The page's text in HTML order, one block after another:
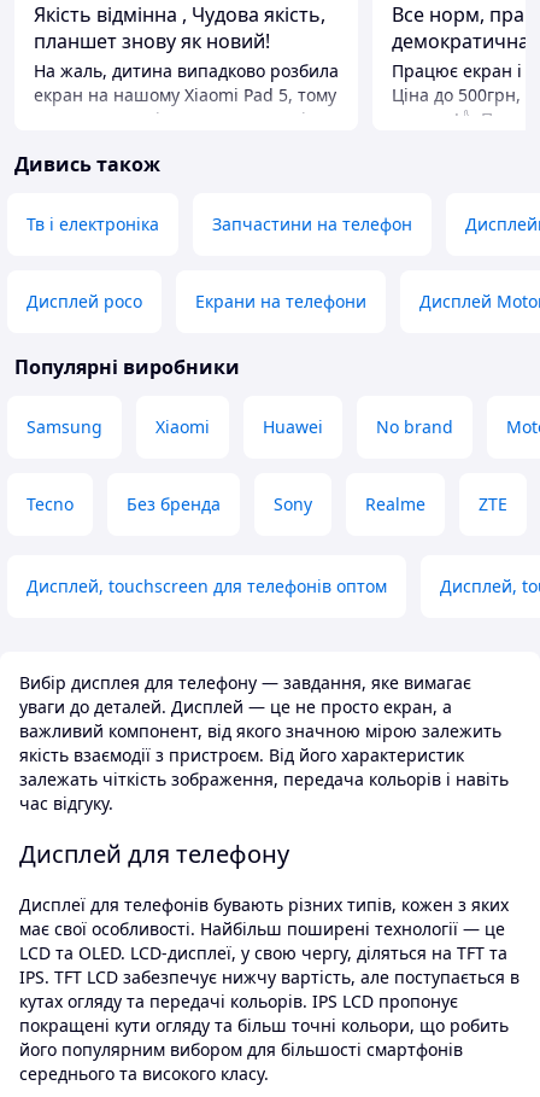
Вибір дисплея для телефону — завдання, яке вимагає
уваги до деталей. Дисплей — це не просто екран, а
важливий компонент, від якого значною мірою залежить
якість взаємодії з пристроєм. Від його характеристик
залежать чіткість зображення, передача кольорів і навіть
час відгуку.
Дисплей для телефону
Дисплеї для телефонів бувають різних типів, кожен з яких
має свої особливості. Найбільш поширені технології — це
LCD та OLED. LCD-дисплеї, у свою чергу, діляться на TFT та
IPS. TFT LCD забезпечує нижчу вартість, але поступається в
кутах огляду та передачі кольорів. IPS LCD пропонує
покращені кути огляду та більш точні кольори, що робить
його популярним вибором для більшості смартфонів
середнього та високого класу.
Якість відмінна , Чудова якість,
планшет знову як новий!
На жаль, дитина випадково розбила
екран на нашому Xiaomi Pad 5, тому
довелося терміново шукати заміну.
дисплей таким же яскравим та
очікування! Картинка просто
чудова — кольори насичені, кути
кожен дотик (стилус і пальці
виглядає та функціонує як
абсолютно новий.
Дисплей чудової якості: яскраве
супер. Велике дякую!
Все норм,
демократична.
Працює екран і
Ціна до 500грн,
саме те!👍
замовляв. В
критично.
Працнздатність,
хороший.
Дивись також
Тв і електроніка Запчастини на телефон
Дисплей poco Екрани на телефони Дисплей
Популярні виробники
Samsung Xiaomi Huawei No brand
Tecno Без бренда Sony Realme ZTE
Дисплей, touchscreen для телефонів оптом Дисплей,